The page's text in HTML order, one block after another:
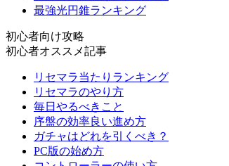
最強光円錐ランキング
初心者向け攻略
初心者オススメ記事
リセマラ当たりランキング
リセマラのやり方
毎日やるべきこと
序盤の効率良い進め方
ガチャはどれを引くべき？
PC版の始め方